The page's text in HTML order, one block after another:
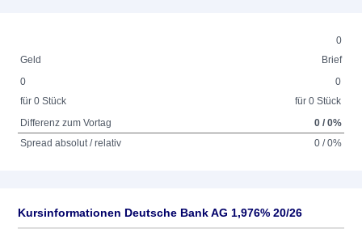
0
Geld
Brief
0
für 0 Stück
0
für 0 Stück
Differenz zum Vortag
0 / 0%
Spread absolut / relativ
0 / 0%
Kursinformationen Deutsche Bank AG 1,976% 20/26